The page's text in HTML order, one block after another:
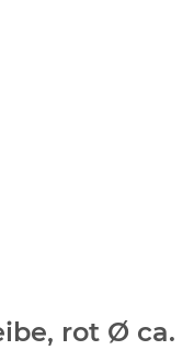
rot Ø ca.